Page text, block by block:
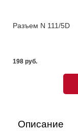
Разъем N 111/5D
198 pуб.
Описание